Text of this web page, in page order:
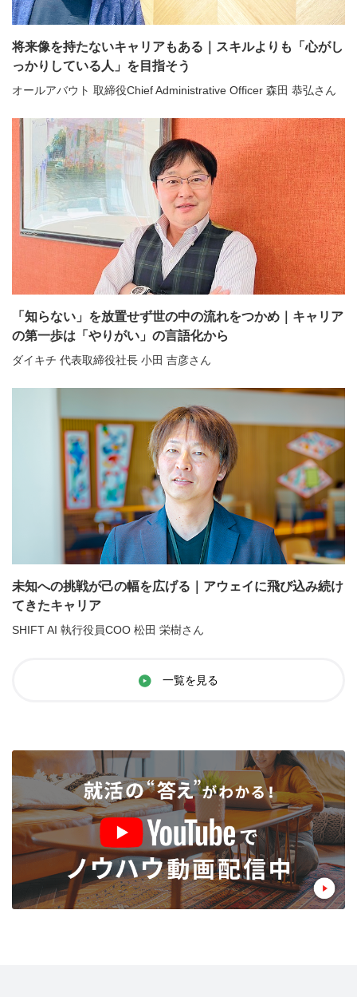
将来像を持たないキャリアもある｜スキルよりも「心がし
っかりしている人」を目指そう
オールアバウト 取締役Chief Administrative Officer 森田 恭弘さん
「知らない」を放置せず世の中の流れをつかめ｜キャリア
の第一歩は「やりがい」の言語化から
ダイキチ 代表取締役社長 小田 吉彦さん
未知への挑戦が己の幅を広げる｜アウェイに飛び込み続け
てきたキャリア
SHIFT AI 執行役員COO 松田 栄樹さん
一覧を見る